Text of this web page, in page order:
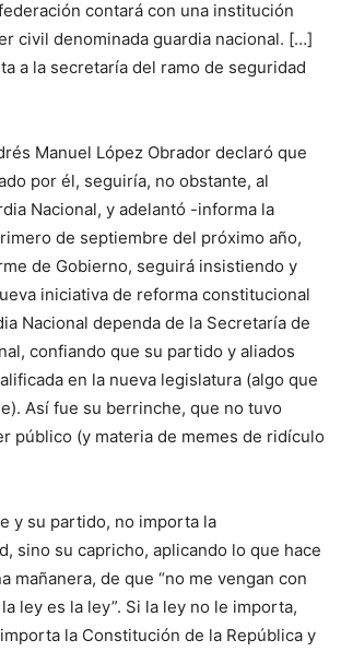
contará con una institución
civil denominada guardia nacional. […]
a la secretaría del ramo de seguridad
Manuel López Obrador declaró que
por él, seguiría, no obstante, al
Nacional, y adelantó -informa la
de septiembre del próximo año,
de Gobierno, seguirá insistiendo y
iniciativa de reforma constitucional
Nacional dependa de la Secretaría de
confiando que su partido y aliados
en la nueva legislatura (algo que
Así fue su berrinche, que no tuvo
público (y materia de memes de ridículo
y su partido, no importa la
sino su capricho, aplicando lo que hace
mañanera, de que “no me vengan con
ley es la ley”. Si la ley no le importa,
la Constitución de la República y